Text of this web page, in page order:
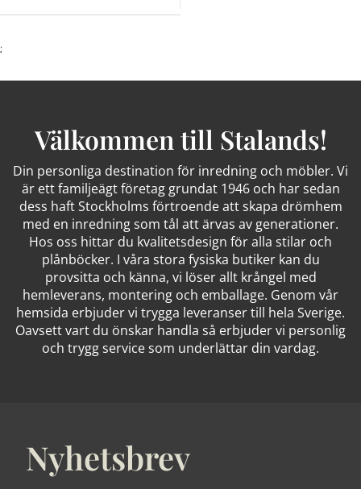
;
Välkommen till Stalands!
Din personliga destination för inredning och möbler. Vi
är ett familjeägt företag grundat 1946 och har sedan
dess haft Stockholms förtroende att skapa drömhem
med en inredning som tål att ärvas av generationer.
Hos oss hittar du kvalitetsdesign för alla stilar och
plånböcker. I våra stora fysiska butiker kan du
provsitta och känna, vi löser allt krångel med
hemleverans, montering och emballage. Genom vår
hemsida erbjuder vi trygga leveranser till hela Sverige.
Oavsett vart du önskar handla så erbjuder vi personlig
och trygg service som underlättar din vardag.
Nyhetsbrev